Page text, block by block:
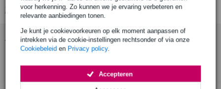
voor herkenning. Zo kunnen we je ervaring verbeteren en
relevante aanbiedingen tonen.
Je kunt je cookievoorkeuren op elk moment aanpassen of
intrekken via de cookie-instellingen rechtsonder of via onze
Cookiebeleid en Privacy policy.
Accepteren
Bekijk alle productspecificaties
Accessoires (2)